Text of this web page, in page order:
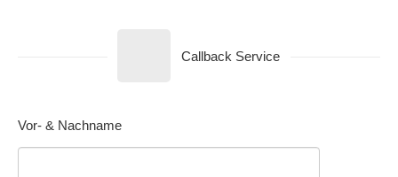
Callback Service
Vor- & Nachname